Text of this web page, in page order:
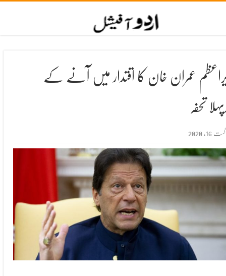
عمران خان کا اقتدار میں آنے کے
تحفہ
16, 2020